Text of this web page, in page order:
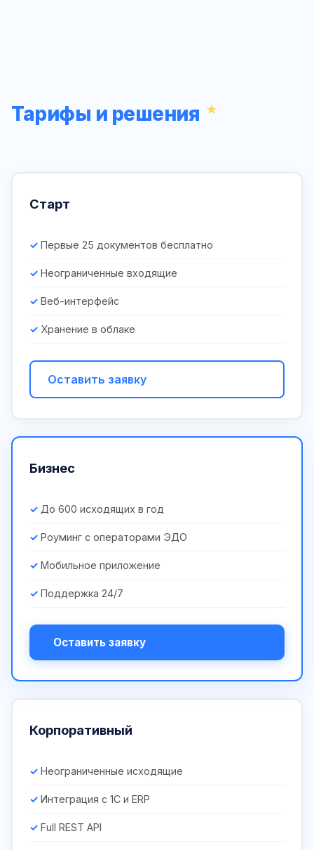
Тарифы и решения
Старт
Первые 25 документов бесплатно
Неограниченные входящие
Веб-интерфейс
Хранение в облаке
Оставить заявку
Бизнес
До 600 исходящих в год
Роуминг с операторами ЭДО
Мобильное приложение
Поддержка 24/7
Оставить заявку
Корпоративный
Неограниченные исходящие
Интеграция с 1С и ERP
Full REST API